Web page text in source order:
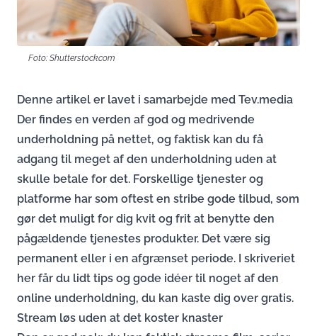
Foto: Shutterstock.com
Denne artikel er lavet i samarbejde med Tev.media
Der findes en verden af god og medrivende
underholdning på nettet, og faktisk kan du få
adgang til meget af den underholdning uden at
skulle betale for det. Forskellige tjenester og
platforme har som oftest en stribe gode tilbud, som
gør det muligt for dig kvit og frit at benytte den
pågældende tjenestes produkter. Det være sig
permanent eller i en afgrænset periode. I skriveriet
her får du lidt tips og gode idéer til noget af den
online underholdning, du kan kaste dig over gratis.
Stream løs uden at det koster knaster